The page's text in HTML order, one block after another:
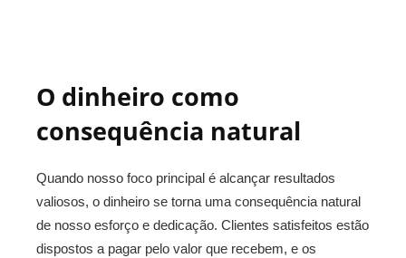
O dinheiro como
consequência natural
Quando nosso foco principal é alcançar resultados
valiosos, o dinheiro se torna uma consequência natural
de nosso esforço e dedicação. Clientes satisfeitos estão
dispostos a pagar pelo valor que recebem, e os